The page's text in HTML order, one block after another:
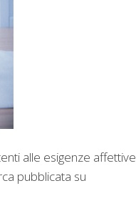
alle esigenze affettive
pubblicata su